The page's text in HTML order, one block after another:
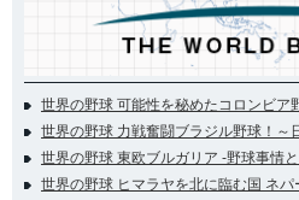
世界の野球 可能性を秘めたコロンビア
世界の野球 力戦奮闘ブラジル野球！～
世界の野球 東欧ブルガリア -野球事情
世界の野球 ヒマラヤを北に臨む国 ネパ